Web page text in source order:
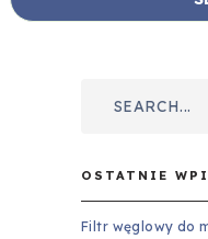
OSTATNIE
Filtr węglowy do